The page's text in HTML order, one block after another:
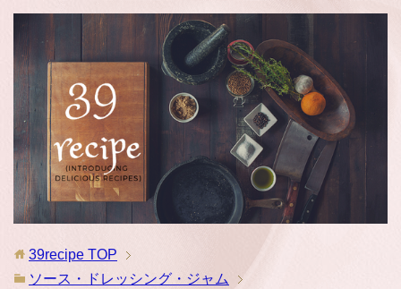
39recipe TOP
ソース・ドレッシング・ジャム